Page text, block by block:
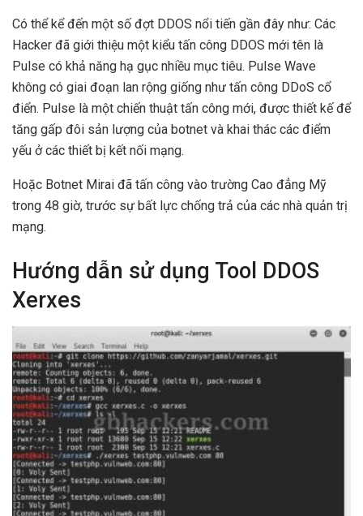
Có thể kể đến một số đợt DDOS nổi tiến gần đây như: Các
Hacker đã giới thiệu một kiểu tấn công DDOS mới tên là
Pulse có khả năng hạ gục nhiều mục tiêu. Pulse Wave
không có giai đoạn lan rộng giống như tấn công DDoS cổ
điển. Pulse là một chiến thuật tấn công mới, được thiết kế để
tăng gấp đôi sản lượng của botnet và khai thác các điểm
yếu ở các thiết bị kết nối mạng.
Hoặc Botnet Mirai đã tấn công vào trường Cao đẳng Mỹ
trong 48 giờ, trước sự bất lực chống trả của các nhà quản trị
mạng.
Hướng dẫn sử dụng Tool DDOS
Xerxes